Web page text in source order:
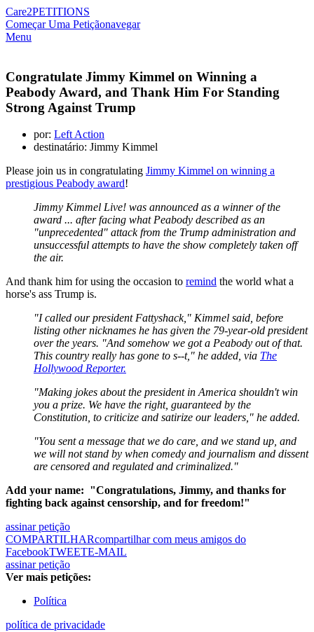
Care2PETITIONS
Começar Uma Petiçãonavegar
Menu
Congratulate Jimmy Kimmel on Winning a
Peabody Award, and Thank Him For Standing
Strong Against Trump
por: Left Action
destinatário: Jimmy Kimmel
Please join us in congratulating Jimmy Kimmel on winning a
prestigious Peabody award!
Jimmy Kimmel Live! was announced as a winner of the
award ... after facing what Peabody described as an
"unprecedented" attack from the Trump administration and
unsuccessful attempts to have the show completely taken off
the air.
And thank him for using the occasion to remind the world what a
horse's ass Trump is.
"I called our president Fattyshack," Kimmel said, before
listing other nicknames he has given the 79-year-old president
over the years. "And somehow we got a Peabody out of that.
This country really has gone to s--t," he added, via The
Hollywood Reporter.
"Making jokes about the president in America shouldn't win
you a prize. We have the right, guaranteed by the
Constitution, to criticize and satirize our leaders," he added.
"You sent a message that we do care, and we stand up, and
we will not stand by when comedy and journalism and dissent
are censored and regulated and criminalized."
Add your name: "Congratulations, Jimmy, and thanks for
fighting back against censorship, and for freedom!"
assinar petição
COMPARTILHARcompartilhar com meus amigos do
FacebookTWEETE-MAIL
assinar petição
Ver mais petições:
Política
política de privacidade